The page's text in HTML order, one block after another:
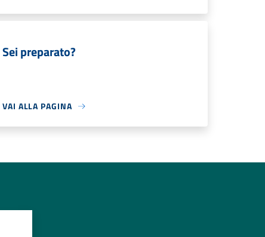
Sei preparato?
VAI ALLA PAGINA